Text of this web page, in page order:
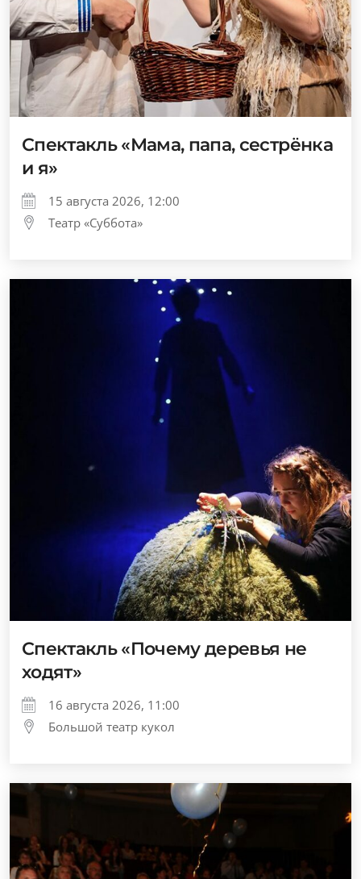
Спектакль «Мама, папа, сестрёнка
и я»
15 августа 2026, 12:00
Театр «Суббота»
Спектакль «Почему деревья не
ходят»
16 августа 2026, 11:00
Большой театр кукол